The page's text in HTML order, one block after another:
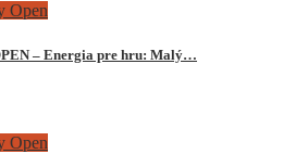
Open
– Energia pre hru: Malý…
Open